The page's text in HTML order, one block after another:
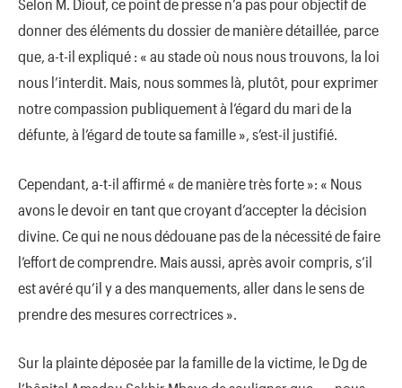
Selon M. Diouf, ce point de presse n’a pas pour objectif de
donner des éléments du dossier de manière détaillée, parce
que, a-t-il expliqué : « au stade où nous nous trouvons, la loi
nous l’interdit. Mais, nous sommes là, plutôt, pour exprimer
notre compassion publiquement à l’égard du mari de la
défunte, à l’égard de toute sa famille », s’est-il justifié.
Cependant, a-t-il affirmé « de manière très forte »: « Nous
avons le devoir en tant que croyant d’accepter la décision
divine. Ce qui ne nous dédouane pas de la nécessité de faire
l’effort de comprendre. Mais aussi, après avoir compris, s’il
est avéré qu’il y a des manquements, aller dans le sens de
prendre des mesures correctrices ».
Sur la plainte déposée par la famille de la victime, le Dg de